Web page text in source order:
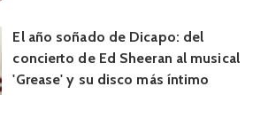
El año soñado de Dicapo: del
concierto de Ed Sheeran al musical
'Grease' y su disco más íntimo